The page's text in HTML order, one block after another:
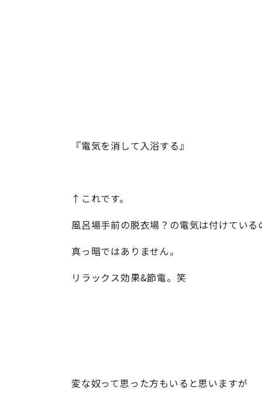
『電気を消して入浴する』
↑これです。
風呂場手前の脱衣場？の電気は付けている
真っ暗ではありません。
リラックス効果&節電。笑
変な奴って思った方もいると思いますが